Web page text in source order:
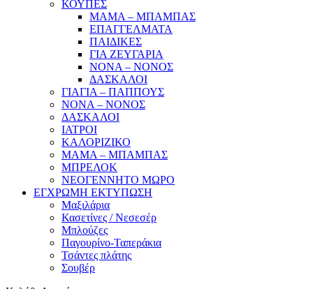
ΚΟΥΠΕΣ
ΜΑΜΑ – ΜΠΑΜΠΑΣ
ΕΠΑΓΓΕΛΜΑΤΑ
ΠΑΙΔΙΚΕΣ
ΓΙΑ ΖΕΥΓΑΡΙΑ
ΝΟΝΑ – ΝΟΝΟΣ
ΔΑΣΚΑΛΟΙ
ΓΙΑΓΙΑ – ΠΑΠΠΟΥΣ
ΝΟΝΑ – ΝΟΝΟΣ
ΔΑΣΚΑΛΟΙ
ΙΑΤΡΟΙ
ΚΑΛΟΡΙΖΙΚΟ
ΜΑΜΑ – ΜΠΑΜΠΑΣ
ΜΠΡΕΛΟΚ
ΝΕΟΓΕΝΝΗΤΟ ΜΩΡΟ
ΕΓΧΡΩΜΗ ΕΚΤΥΠΩΣΗ
Μαξιλάρια
Κασετίνες / Νεσεσέρ
Μπλούζες
Παγουρίνο-Ταπεράκια
Τσάντες πλάτης
Σουβέρ